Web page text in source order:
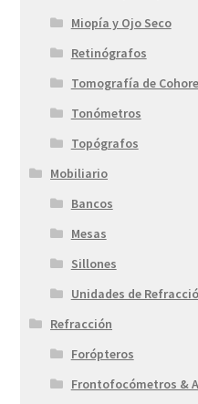
Miopía y Ojo Seco
Retinógrafos
Tomografía de
Tonómetros
Topógrafos
Mobiliario
Bancos
Mesas
Sillones
Unidades de
Refracción
Forópteros
Frontofocómetros &